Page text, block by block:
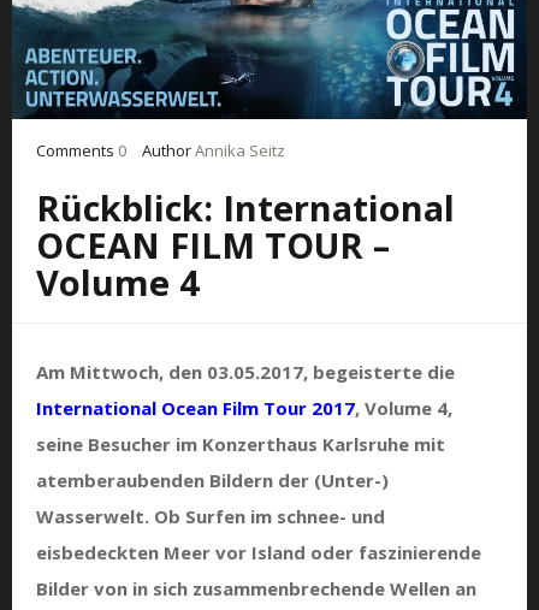
Comments 0 AuthorAnnika Seitz
Rückblick: International
OCEAN FILM TOUR –
Volume 4
Am Mittwoch, den 03.05.2017, begeisterte die
International Ocean Film Tour 2017, Volume 4,
seine Besucher im Konzerthaus Karlsruhe mit
atemberaubenden Bildern der (Unter-)
Wasserwelt. Ob Surfen im schnee- und
eisbedeckten Meer vor Island oder faszinierende
Bilder von in sich zusammenbrechende Wellen an